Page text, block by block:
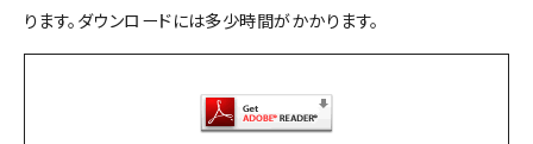
ります。ダウンロードには多少時間がかかります。